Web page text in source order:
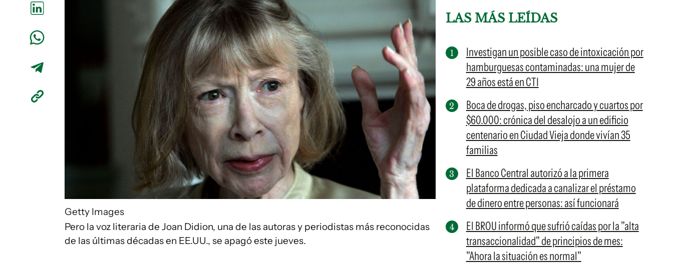
Getty Images
Pero la voz literaria de Joan Didion, una de las autoras y periodistas más reconocidas
de las últimas décadas en EE.UU., se apagó este jueves.
LAS MÁS LEÍDAS
Investigan un posible caso de intoxicación por
hamburguesas contaminadas: una mujer de
29 años está en CTI
Boca de drogas, piso encharcado y cuartos por
$60.000: crónica del desalojo a un edificio
centenario en Ciudad Vieja donde vivían 35
familias
El Banco Central autorizó a la primera
plataforma dedicada a canalizar el préstamo
de dinero entre personas: así funcionará
El BROU informó que sufrió caídas por la "alta
transaccionalidad" de principios de mes:
"Ahora la situación es normal"